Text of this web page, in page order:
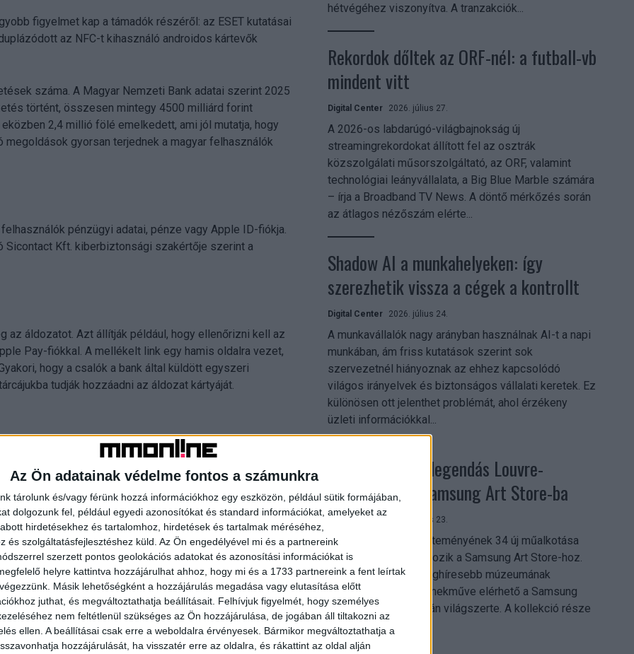
Az Ön adatainak védelme fontos a számunkra
tárolunk és/vagy férünk hozzá információkhoz egy eszközön, például sütik formájában,
dolgozunk fel, például egyedi azonosítókat és standard információkat, amelyeket az
hirdetésekhez és tartalomhoz, hirdetések és tartalmak méréséhez,
és szolgáltatásfejlesztéshez küld. Az Ön engedélyével mi és a partnereink
szerzett pontos geolokációs adatokat és azonosítási információkat is
helyre kattintva hozzájárulhat ahhoz, hogy mi és a 1733 partnereink a fent leírtak
Másik lehetőségként a hozzájárulás megadása vagy elutasítása előtt
juthat, és megváltoztathatja beállításait. Felhívjuk figyelmét, hogy személyes
nem feltétlenül szükséges az Ön hozzájárulása, de jogában áll tiltakozni az
ellen. A beállításai csak erre a weboldalra érvényesek. Bármikor megváltoztathatja a
hozzájárulását, ha visszatér erre az oldalra, és rákattint az oldal alján
figyelmet kap a támadók részéről: az ESET kutatásai
az NFC-t kihasználó androidos kártevők
száma. A Magyar Nemzeti Bank adatai szerint 2025
történt, összesen mintegy 4500 milliárd forint
2,4 millió fölé emelkedett, ami jól mutatja, hogy
gyorsan terjednek a magyar felhasználók
pénzügyi adatai, pénze vagy Apple ID-fiókja.
Sicontact Kft. kiberbiztonsági szakértője szerint a
az áldozatot. Azt állítják például, hogy ellenőrizni kell az
Pay-fiókkal. A mellékelt link egy hamis oldalra vezet,
hogy a csalók a bank által küldött egyszeri
tudják hozzáadni az áldozat kártyáját.
és Apple Pay-jel fizet – csakhogy egy lopott
az eladó kénytelen visszafizetni az összeget,
visszakéri a különbözetet egy másik fizetési
lopott kártyával történt – így az eladó a terméket, a
hétvégéhez viszonyítva. A tranzakciók...
Rekordok dőltek az ORF-nél: a futball-vb
mindent vitt
Digital Center 2026. július 27.
A 2026-os labdarúgó-világbajnokság új
streamingrekordokat állított fel az osztrák
közszolgálati műsorszolgáltató, az ORF, valamint
technológiai leányvállalata, a Big Blue Marble számára
– írja a Broadband TV News. A döntő mérkőzés során
az átlagos nézőszám elérte...
Shadow AI a munkahelyeken: így
szerezhetik vissza a cégek a kontrollt
Digital Center 2026. július 24.
A munkavállalók nagy arányban használnak AI-t a napi
munkában, ám friss kutatások szerint sok
szervezetnél hiányoznak az ehhez kapcsolódó
világos irányelvek és biztonságos vállalati keretek. Ez
különösen ott jelenthet problémát, ahol érzékeny
üzleti információkkal...
Megérkezett a legendás Louvre-
gyűjtemény a Samsung Art Store-ba
Digital Center 2026. július 23.
A párizsi Louvre gyűjteményének 34 új műalkotása
most először csatlakozik a Samsung Art Store-hoz.
Ezzel a világ egyik leghíresebb múzeumának
összesen már 51 remekműve elérhető a Samsung
Electronics platformján világszerte. A kollekció része
Leonardo...